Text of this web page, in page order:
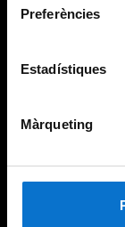
Preferències
Estadístiques
Màrqueting